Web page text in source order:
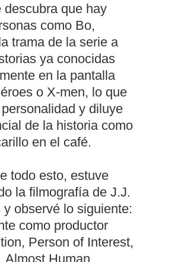
descubra que hay
como Bo,
trama de la serie a
ya conocidas
en la pantalla
o X-men, lo que
y diluye
de la historia como
en el café.
todo esto, estuve
la filmografía de J.J.
y observé lo siguiente:
como productor
Person of Interest,
Almost Human,